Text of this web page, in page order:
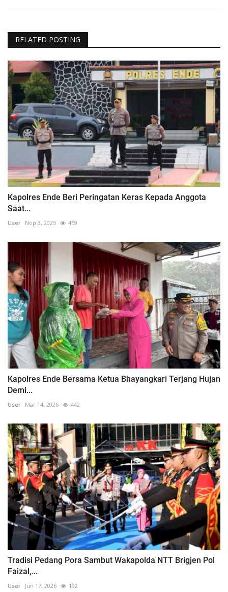
RELATED POSTING
Kapolres Ende Beri Peringatan Keras Kepada Anggota
Saat...
User Nop 3, 2025 459
Kapolres Ende Bersama Ketua Bhayangkari Terjang Hujan
Demi...
User Mar 14, 2026 442
Tradisi Pedang Pora Sambut Wakapolda NTT Brigjen Pol
Faizal,...
User Jun 17, 2026 192